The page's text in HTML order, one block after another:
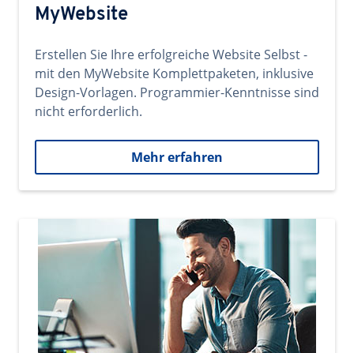
MyWebsite
Erstellen Sie Ihre erfolgreiche Website Selbst -
mit den MyWebsite Komplettpaketen, inklusive
Design-Vorlagen. Programmier-Kenntnisse sind
nicht erforderlich.
Mehr erfahren